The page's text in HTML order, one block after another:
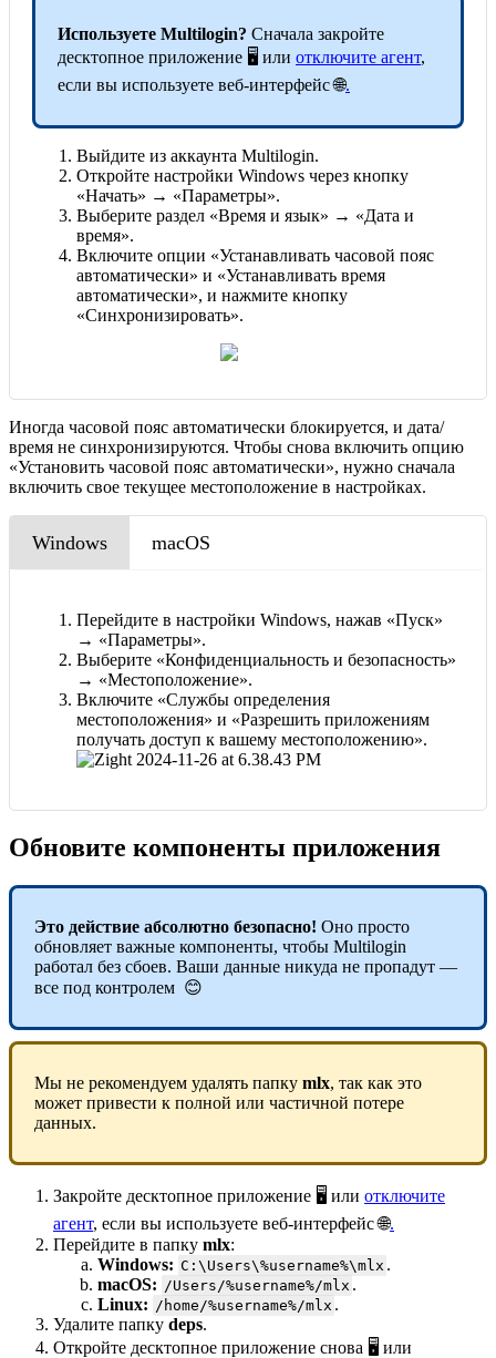
Используете Multilogin? Сначала закройте
десктопное приложение 🖥️ или отключите агент,
если вы используете веб-интерфейс 🌐.
Выйдите из аккаунта Multilogin.
Откройте настройки Windows через кнопку
«Начать» → «Параметры».
Выберите раздел «Время и язык» → «Дата и
время».
Включите опции «Устанавливать часовой пояс
автоматически» и «Устанавливать время
автоматически», и нажмите кнопку
«Синхронизировать».
Иногда часовой пояс автоматически блокируется, и дата/
время не синхронизируются. Чтобы снова включить опцию
«Установить часовой пояс автоматически», нужно сначала
включить свое текущее местоположение в настройках.
Windows macOS
Перейдите в настройки Windows, нажав «Пуск»
→ «Параметры».
Выберите «Конфиденциальность и безопасность»
→ «Местоположение».
Включите «Службы определения
местоположения» и «Разрешить приложениям
получать доступ к вашему местоположению».
Обновите компоненты приложения
Это действие абсолютно безопасно! Оно просто
обновляет важные компоненты, чтобы Multilogin
работал без сбоев. Ваши данные никуда не пропадут —
все под контролем 😊
Мы не рекомендуем удалять папку mlx, так как это
может привести к полной или частичной потере
данных.
Закройте десктопное приложение 🖥️ или отключите
агент, если вы используете веб-интерфейс 🌐.
Перейдите в папку mlx:
Windows: C:\Users\%username%\mlx .
macOS: /Users/%username%/mlx .
Linux: /home/%username%/mlx .
Удалите папку deps.
Откройте десктопное приложение снова 🖥️ или